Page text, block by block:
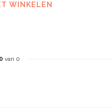
WINKELEN
0 van 0